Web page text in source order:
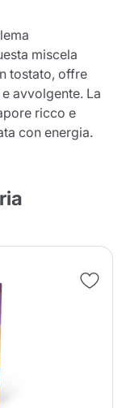
miscela
tostato, offre
avvolgente. La
ricco e
con energia.